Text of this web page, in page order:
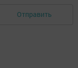
Отправить